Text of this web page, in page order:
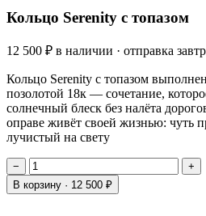
Кольцо Serenity с топазом
12 500 ₽ в наличии · отправка
Кольцо Serenity с топазом
позолотой 18к — сочетание,
солнечный блеск без налёта
оправе живёт своей жизнью: чуть
лучистый на свету
−
+
В корзину · 12 500 ₽